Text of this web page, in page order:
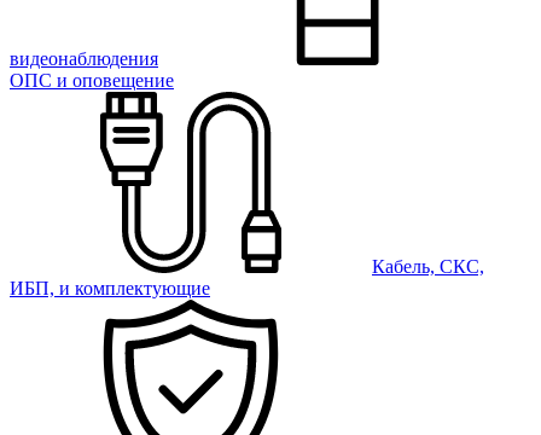
видеонаблюдения
ОПС и оповещение
Кабель, СКС,
ИБП, и комплектующие